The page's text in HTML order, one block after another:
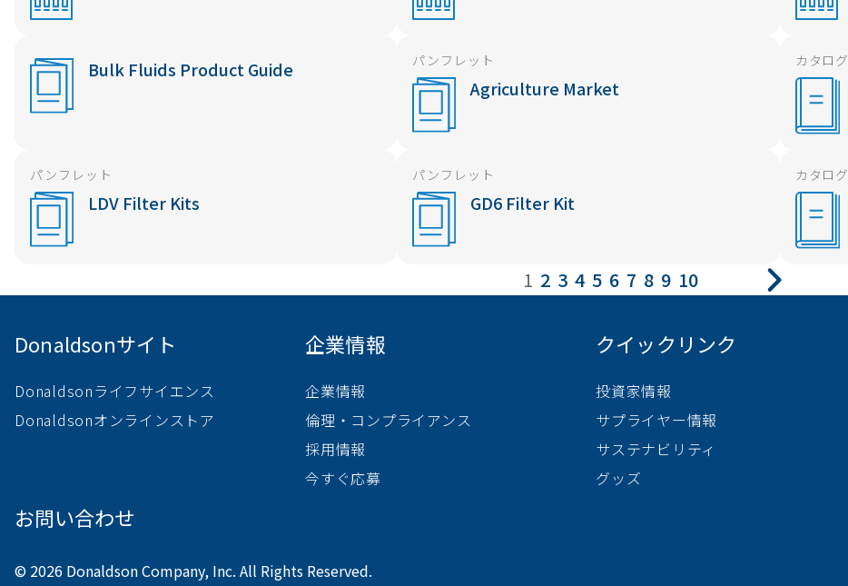
Bulk Fluids Product Guide パンフレット
Agriculture Market
カタログ
パンフレット
LDV Filter Kits
パンフレット
GD6 Filter Kit
カタログ
1 2 3 4 5 6 7 8 9 10
Donaldsonサイト
Donaldsonライフサイエンス
Donaldsonオンラインストア
企業情報
企業情報
倫理・コンプライアンス
採用情報
今すぐ応募
クイックリンク
投資家情報
サプライヤー情報
サステナビリティ
グッズ
お問い合わせ
© 2026 Donaldson Company, Inc. All Rights Reserved.